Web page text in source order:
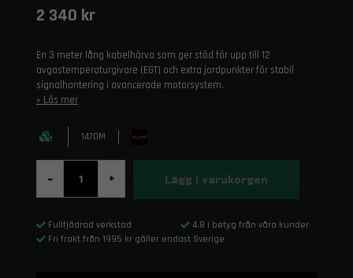
2 340 kr
En 3 meter lång kabelhärva som ger stöd för upp till 12
avgastemperaturgivare (EGT) och extra jordpunkter för stabil
signalhantering i avancerade motorsystem.
Läs mer
1470M
- + Lägg i varukorgen
Fullfjädrad verkstad
4,8 i betyg från våra kunder
Fri frakt från 1995 kr gäller endast Sverige